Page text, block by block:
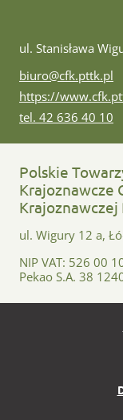
ul. Stanisława
e-mail:
biuro@cfk.pttk.pl
www:
https://
tel:
tel. 42 636 40 10
Polskie
Krajoznawcze
Krajoznawczej
ul. Wigury 12 a,
NIP VAT: 526 00
Pekao S.A. 38